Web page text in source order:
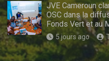
JVE Cameroun
OSC dans la
Fonds Vert et au
5 jours ago